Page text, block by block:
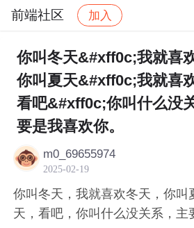
前端社区 加入
社区 前端社区 感慨 帖
你叫冬天&#xff0c;我就喜
你叫夏天&#xff0c;我就喜
看吧&#xff0c;你叫什么没
要是我喜欢你。
m0_69655974
2025-02-19
你叫冬天，我就喜欢冬天，你叫
天，看吧，你叫什么没关系，主